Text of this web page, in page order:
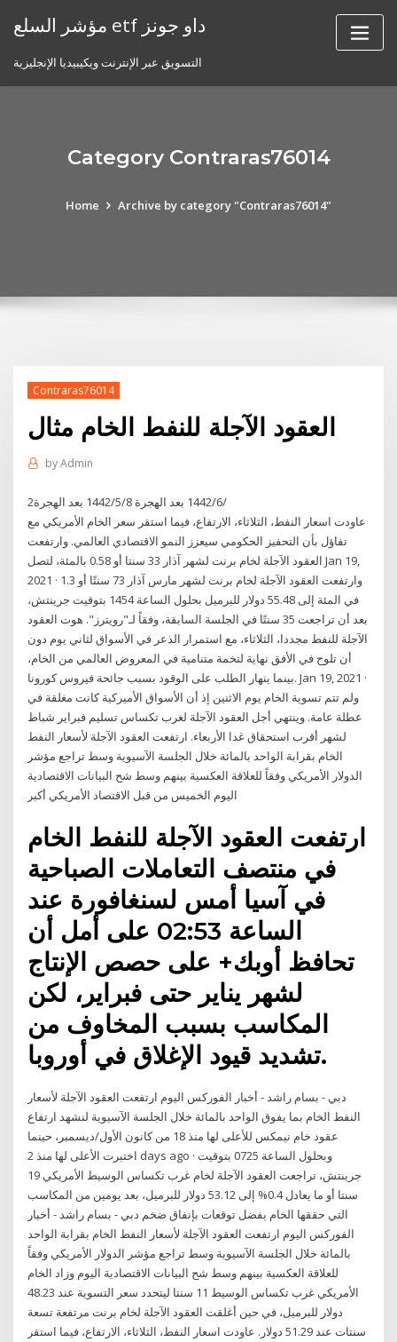
مؤشر السلع etf داو جونز
التسويق عبر الإنترنت ويكيبيديا الإنجليزية
Category Contraras76014
Home Archive by category "Contraras76014"
Contraras76014
العقود الآجلة للنفط الخام مثال
byAdmin
2‏‏/6‏‏/1442 بعد الهجرة 8‏‏/5‏‏/1442 بعد الهجرة
عاودت اسعار النفط، الثلاثاء، الارتفاع، فيما استقر سعر الخام الأمريكي مع
تفاؤل بأن التحفيز الحكومي سيعزز النمو الاقتصادي العالمي. وارتفعت
العقود الآجلة لخام برنت لشهر آذار 33 سنتا أو 0.58 بالمئة، لتصل Jan 19,
2021 · وارتفعت العقود الآجلة لخام برنت لشهر مارس آذار 73 سنتًا أو 1.3
في المئة إلى 55.48 دولار للبرميل بحلول الساعة 1454 بتوقيت جرينتش،
بعد أن تراجعت 35 سنتًا في الجلسة السابقة، وفقاً لـ"رويترز". هوت العقود
الآجلة للنفط مجددا، الثلاثاء، مع استمرار الذعر في الأسواق لثاني يوم دون
أن تلوح في الأفق نهاية لتخمة متنامية في المعروض العالمي من الخام،
بينما ينهار الطلب على الوقود بسبب جائحة فيروس كورونا. Jan 19, 2021 ·
ولم تتم تسوية الخام يوم الاثنين إذ أن الأسواق الأميركية كانت مغلقة في
عطلة عامة. وينتهي أجل العقود الآجلة لغرب تكساس تسليم فبراير شباط
لشهر أقرب استحقاق غدا الأربعاء. ارتفعت العقود الآجلة لأسعار النفط
الخام بقرابة الواحد بالمائة خلال الجلسة الآسيوية وسط تراجع مؤشر
الدولار الأمريكي وفقاً للعلاقة العكسية بينهم وسط شح البيانات الاقتصادية
اليوم الخميس من قبل الاقتصاد الأمريكي أكبر
ارتفعت العقود الآجلة للنفط الخام
في منتصف التعاملات الصباحية
في آسيا أمس لسنغافورة عند
الساعة 02:53 على أمل أن
تحافظ أوبك+ على حصص الإنتاج
لشهر يناير حتى فبراير، لكن
المكاسب بسبب المخاوف من
تشديد قيود الإغلاق في أوروبا.
دبي - بسام راشد - أخبار الفوركس اليوم ارتفعت العقود الآجلة لأسعار
النفط الخام بما يفوق الواحد بالمائة خلال الجلسة الآسيوية لنشهد ارتفاع
عقود خام نيمكس للأعلى لها منذ 18 من كانون الأول/ديسمبر، حينما
اختبرت الأعلى لها منذ 2 days ago · وبحلول الساعة 0725 بتوقيت
جرينتش، تراجعت العقود الآجلة لخام غرب تكساس الوسيط الأمريكي 19
سنتا أو ما يعادل 0.4% إلى 53.12 دولار للبرميل، بعد يومين من المكاسب
التي حققها الخام بفضل توقعات بإنفاق ضخم دبي - بسام راشد - أخبار
الفوركس اليوم ارتفعت العقود الآجلة لأسعار النفط الخام بقرابة الواحد
بالمائة خلال الجلسة الآسيوية وسط تراجع مؤشر الدولار الأمريكي وفقاً
للعلاقة العكسية بينهم وسط شح البيانات الاقتصادية اليوم وزاد الخام
الأمريكي غرب تكساس الوسيط 11 سنتا ليتحدد سعر التسوية عند 48.23
دولار للبرميل، في حين أغلقت العقود الآجلة لخام برنت مرتفعة تسعة
سنتات عند 51.29 دولار. عاودت اسعار النفط، الثلاثاء، الارتفاع، فيما استقر